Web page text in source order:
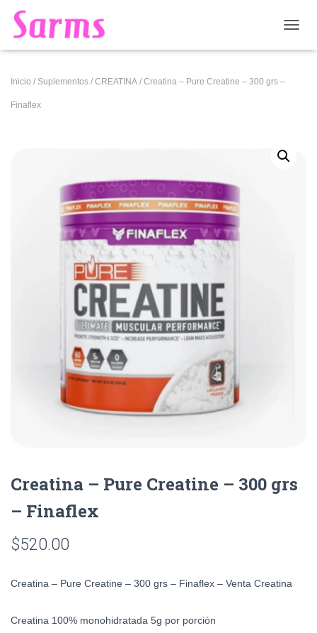
Inicio / Suplementos / CREATINA / Creatina – Pure Creatine – 300 grs –
Finaflex
Creatina – Pure Creatine – 300 grs
– Finaflex
$520.00
Creatina – Pure Creatine – 300 grs – Finaflex – Venta Creatina
Creatina 100% monohidratada 5g por porción